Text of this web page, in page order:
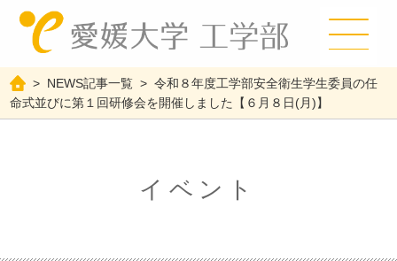
> NEWS記事一覧 > 令和８年度工学部安全衛生学生委員の任
命式並びに第１回研修会を開催しました【６月８日(月)】
イベント